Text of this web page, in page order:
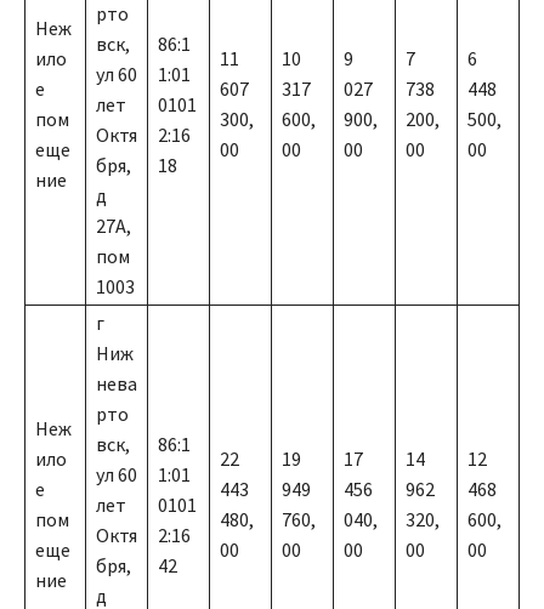
Неж
ило
е
пом
еще
ние
рто
вск,
ул 60
лет
Октя
бря,
д
27А,
пом
1003
86:1
1:01
0101
2:16
18
11
607
300,
00
10
317
600,
00
9
027
900,
00
7
738
200,
00
6
448
500,
00
Неж
ило
е
пом
еще
ние
г
Ниж
нева
рто
вск,
ул 60
лет
Октя
бря,
д
86:1
1:01
0101
2:16
42
22
443
480,
00
19
949
760,
00
17
456
040,
00
14
962
320,
00
12
468
600,
00